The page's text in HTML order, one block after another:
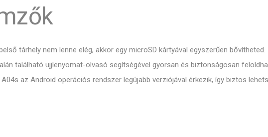
tárhely nem lenne elég, akkor egy microSD kártyával egyszerűen bővítheted.
található ujjlenyomat-olvasó segítségével gyorsan és biztonságosan
az Android operációs rendszer legújabb verziójával érkezik, így biztos